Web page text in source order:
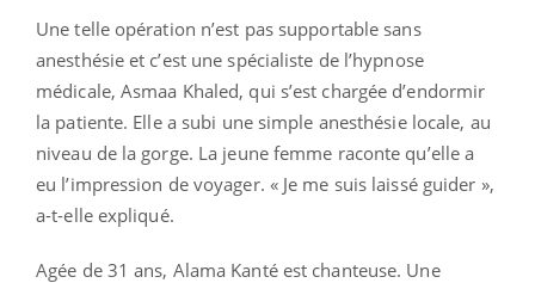
Une telle opération n’est pas supportable sans
anesthésie et c’est une spécialiste de l’hypnose
médicale, Asmaa Khaled, qui s’est chargée d’endormir
la patiente. Elle a subi une simple anesthésie locale, au
niveau de la gorge. La jeune femme raconte qu’elle a
eu l’impression de voyager. « Je me suis laissé guider »,
a-t-elle expliqué.
Agée de 31 ans, Alama Kanté est chanteuse. Une